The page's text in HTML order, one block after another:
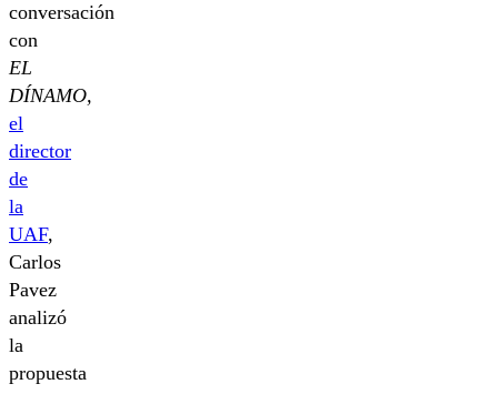
conversación
con
EL
DÍNAMO,
el
director
de
la
UAF,
Carlos
Pavez
analizó
la
propuesta